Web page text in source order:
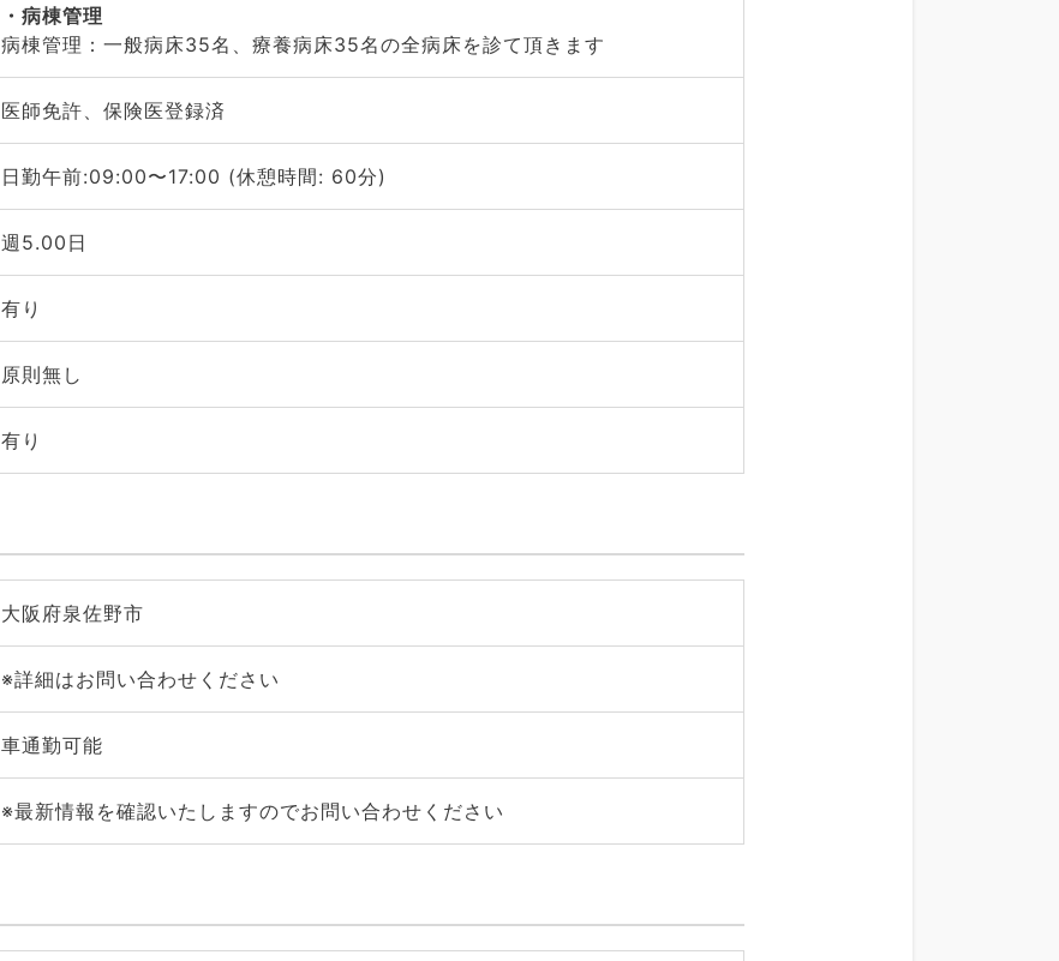
病棟管理
病棟管理：一般病床35名、療養病床35名の全病床を診て頂きます
医師免許、保険医登録済
日勤午前:09:00〜17:00 (休憩時間: 60分)
週5.00日
有り
原則無し
有り
大阪府泉佐野市
※詳細はお問い合わせください
車通勤可能
※最新情報を確認いたしますのでお問い合わせください